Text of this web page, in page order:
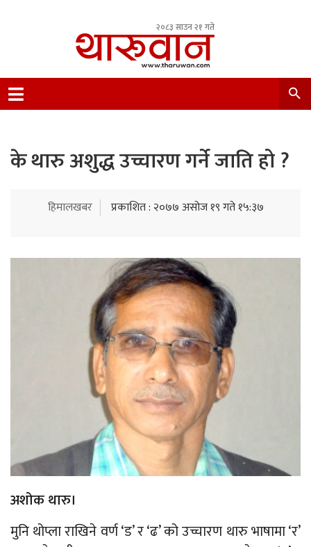
२०८३ साउन २१ गते
Nepal.
के थारु अशुद्ध उच्चारण गर्ने जाति हो ?
हिमालखबर प्रकाशित : २०७७ असोज १९ गते १५:३७
अशोक थारु।
मुनि थोप्ला राखिने वर्ण ‘ड’ र ‘ढ’ को उच्चारण थारु भाषामा ‘र’